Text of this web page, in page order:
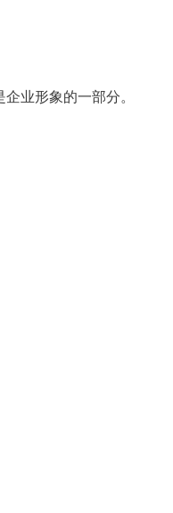
业形象的一部分。